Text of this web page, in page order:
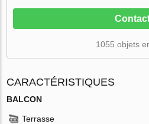
1055 objets
CARACTÉRISTIQUES
BALCON
Terrasse